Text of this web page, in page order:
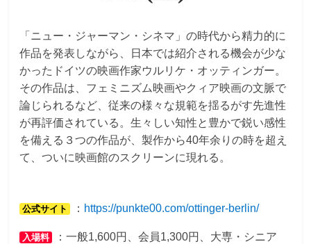
「ニュー・ジャーマン・シネマ」の時代から精力的に
作品を発表しながら、日本では紹介される機会が少な
かったドイツの映画作家ウルリケ・オッティンガー。
その作品は、フェミニズム映画やクィア映画の文脈で
論じられるなど、従来の様々な規範を揺るがす先進性
が再評価されている。生々しい知性と豊かで鋭い感性
を備える３つの作品が、製作から40年余りの時を超え
て、ついに映画館のスクリーンに現れる。
公式サイト ： https://punkte00.com/ottinger-berlin/
入場料
：一般1,600円、会員1,300円、大専・シニア